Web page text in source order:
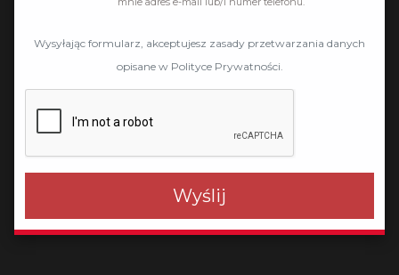
Wysyłając formularz, akceptujesz zasady przetwarzania danych
opisane w Polityce Prywatności.
Wyślij